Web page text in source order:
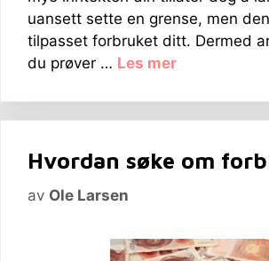
uansett sette en grense, men
tilpasset forbruket ditt. Dermed
du prøver … Les mer
Hvordan søke om
av Ole Larsen